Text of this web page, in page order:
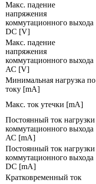
Макс. падение
напряжения
коммутационного выхода
DC [V]
Макс. падение
напряжения
коммутационного выхода
АС [V]
Минимальная нагрузка по
току [mA]
Макс. ток утечки [mA]
Постоянный ток нагрузки
коммутационного выхода
АС [mA]
Постоянный ток нагрузки
коммутационного выхода
DC [mA]
Кратковременный ток